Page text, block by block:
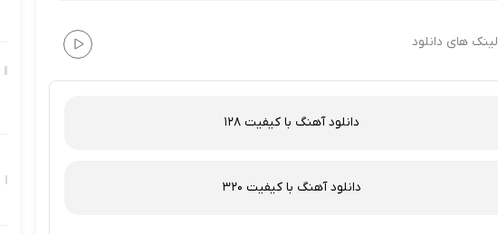
لینک های دانلود
دانلود آهنگ با کیفیت 128
دانلود آهنگ با کیفیت 320